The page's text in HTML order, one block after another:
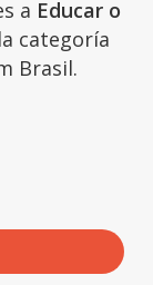
a Educar o
categoría
Brasil.